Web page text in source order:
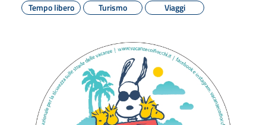
Tempo libero
Turismo Viaggi